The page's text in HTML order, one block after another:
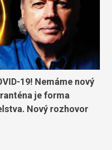
19! Nemáme nový
je forma
Nový rozhovor